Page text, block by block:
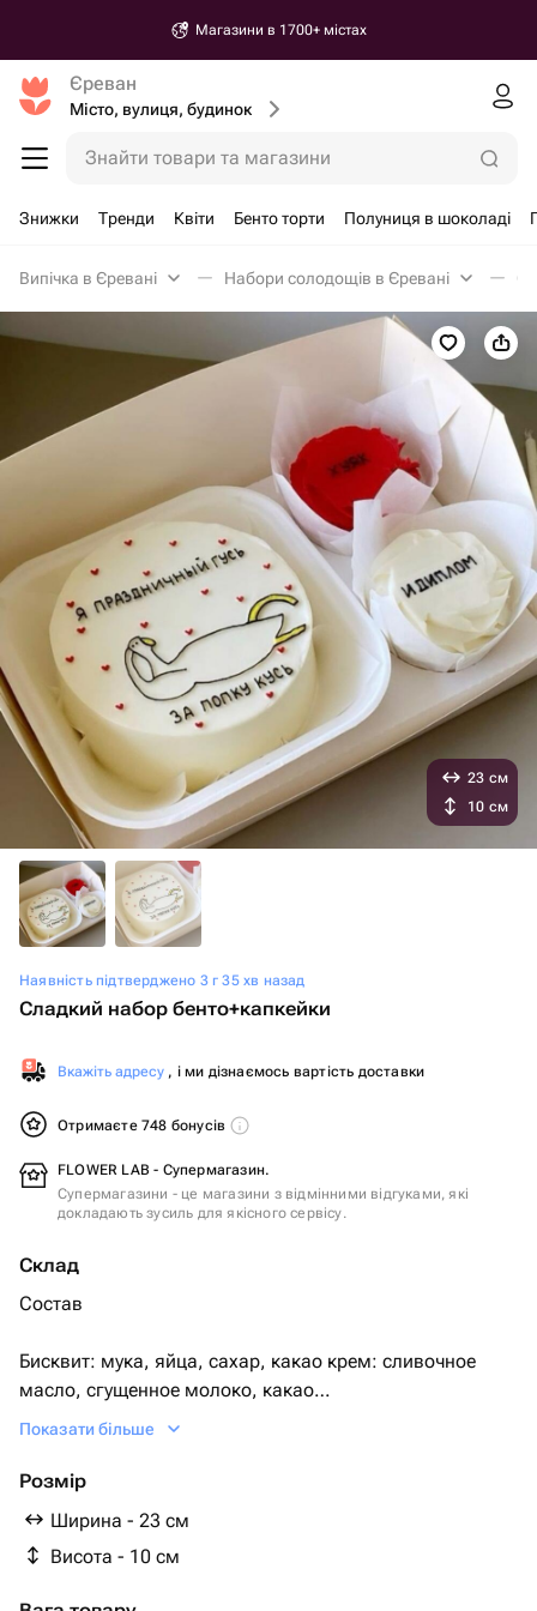
Магазини в 1700+ містах
Єреван
Місто, вулиця, будинок
Знайти товари та магазини
Знижки Тренди Квіти Бенто торти Полуниця в шоколаді
Випічка в Єревані Набори солодощів в Єревані
Наявність підтверджено 3 г 35 хв назад
Сладкий набор бенто+капкейки
Вкажіть адресу , і ми дізнаємось вартість доставки
Отримаєте 748 бонусів
FLOWER LAB - Супермагазин.
Супермагазини - це магазини з відмінними відгуками, які
докладають зусиль для якісного сервісу.
Склад
Состав
Бисквит: мука, яйца, сахар, какао крем: сливочное
масло, сгущенное молоко, какао
1) шоколадный бисквит и шоколадный крем
Показати більше
Розмір
Ширина - 23 см
Висота - 10 см
23 см
10 см